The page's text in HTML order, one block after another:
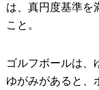
は、真円度基準を
こと。
ゴルフボールは、
ゆがみがあると、